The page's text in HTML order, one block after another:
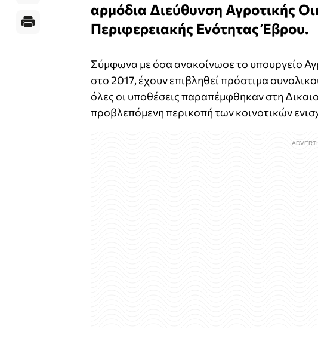
αρμόδια Διεύθυνση Αγροτικής
Περιφερειακής Ενότητας Έβρου.
Σύμφωνα με όσα ανακοίνωσε το υπουργείο
στο 2017, έχουν επιβληθεί πρόστιμα
όλες οι υποθέσεις παραπέμφθηκαν στη
προβλεπόμενη περικοπή των κοινοτικών